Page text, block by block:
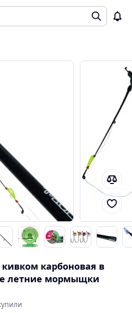
карбоновая в
летние мормыщки